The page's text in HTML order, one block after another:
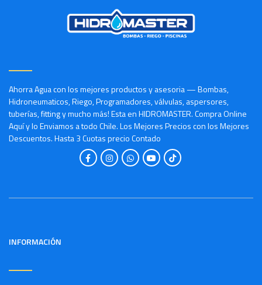
Ahorra Agua con los mejores productos y asesoria — Bombas,
Hidroneumaticos, Riego, Programadores, válvulas, aspersores,
tuberías, fitting y mucho más! Esta en HIDROMASTER. Compra Online
Aquí y lo Enviamos a todo Chile. Los Mejores Precios con los Mejores
Descuentos. Hasta 3 Cuotas precio Contado
INFORMACIÓN